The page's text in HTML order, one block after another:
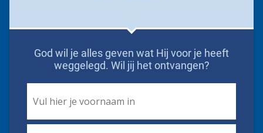
God wil je alles geven wat Hij voor je heeft
weggelegd. Wil jij het ontvangen?
Name *